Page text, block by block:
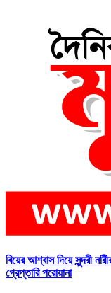
বিয়ের আশ্বাস দিয়ে সুন্দরী
গ্রেপ্তারি পরোয়ানা